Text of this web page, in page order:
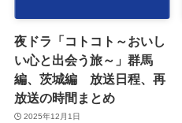
夜ドラ「コトコト～おいし
い心と出会う旅～」群馬
編、茨城編 放送日程、再
放送の時間まとめ
2025年12月1日